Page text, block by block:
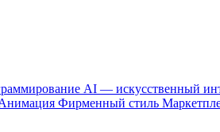
AI — искусственный
Фирменный стиль